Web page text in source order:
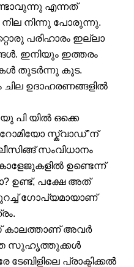
എന്നത്
നിന്നു പോരുന്നു.
പരിഹാരം ഇല്ലാ
ഇനിയും ഇത്തരം
തുടർന്നു കൂട.
ചില ഉദാഹരണങ്ങളിൽ
പി യിൽ ഒക്കെ
സ്ക്വാഡ്”ന്
സംവിധാനം
ഉണ്ടെന്ന്
ഉണ്ട്, പക്ഷേ അത്
ഗോപ്യമായാണ്
കാലത്താണ് അവർ
സുഹൃത്തുക്കൾ
പ്രാക്ടിക്കൽ